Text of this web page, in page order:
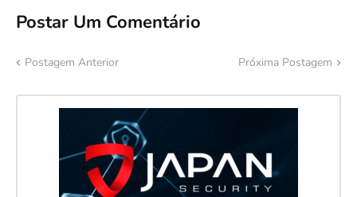
Postar Um Comentário
Postagem Anterior Próxima Postagem